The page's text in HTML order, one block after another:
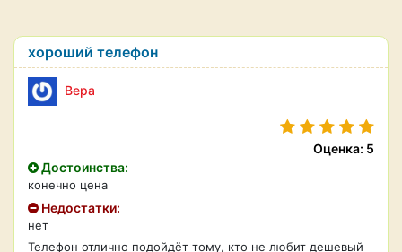
хороший телефон
Вера
Оценка: 5
Достоинства:
конечно цена
Недостатки:
нет
Телефон отлично подойдёт тому, кто не любит дешевый